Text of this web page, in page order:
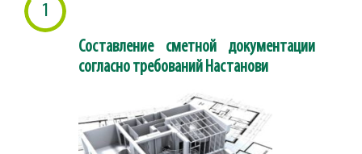
1
Составление сметной документации
согласно требований Настанови